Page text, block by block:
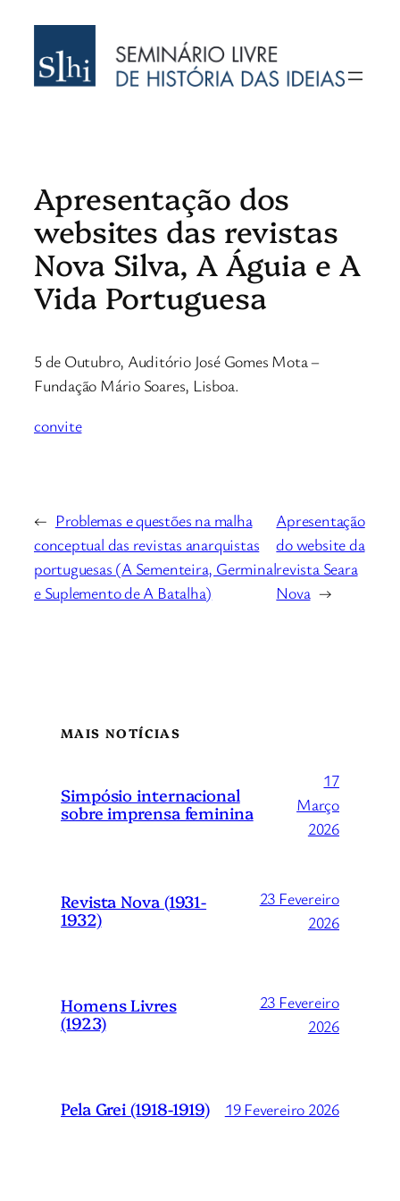
conteúdo
Apresentação dos
websites das revistas
Nova Silva, A Águia e A
Vida Portuguesa
5 de Outubro, Auditório José Gomes Mota –
Fundação Mário Soares, Lisboa.
convite
← Problemas e questões na malha
conceptual das revistas anarquistas
portuguesas (A Sementeira, Germinal
e Suplemento de A Batalha)
Apresentação
do website da
revista Seara
Nova →
MAIS NOTÍCIAS
Simpósio internacional
sobre imprensa feminina
17
Março
2026
Revista Nova (1931-
1932)
23 Fevereiro
2026
Homens Livres
(1923)
23 Fevereiro
2026
Pela Grei (1918-1919) 19 Fevereiro 2026